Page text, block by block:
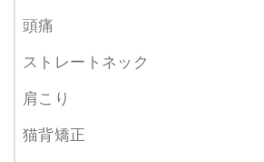
頭痛
ストレートネック
肩こり
猫背矯正